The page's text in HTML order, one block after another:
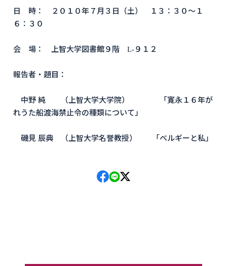
日 時： ２０１０年７月３日（土） １３：３０～１
６：３０
会 場： 上智大学図書館９階 L-９１２
報告者・題目：
中野 純 （上智大学大学院） 「寛永１６年が
れうた船渡海禁止令の種類について」
磯見 辰典 （上智大学名誉教授） 「ベルギーと私」